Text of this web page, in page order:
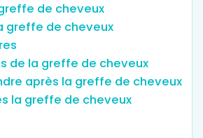
de cheveux
greffe de cheveux
de la greffe de cheveux
après la greffe de cheveux
la greffe de cheveux